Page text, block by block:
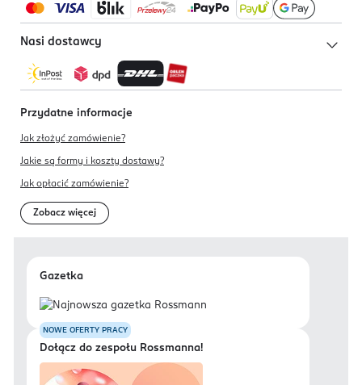
Nasi dostawcy
Przydatne informacje
Jak złożyć zamówienie?
Jakie są formy i koszty dostawy?
Jak opłacić zamówienie?
Zobacz więcej
Gazetka
NOWE OFERTY PRACY
Dołącz do zespołu Rossmanna!